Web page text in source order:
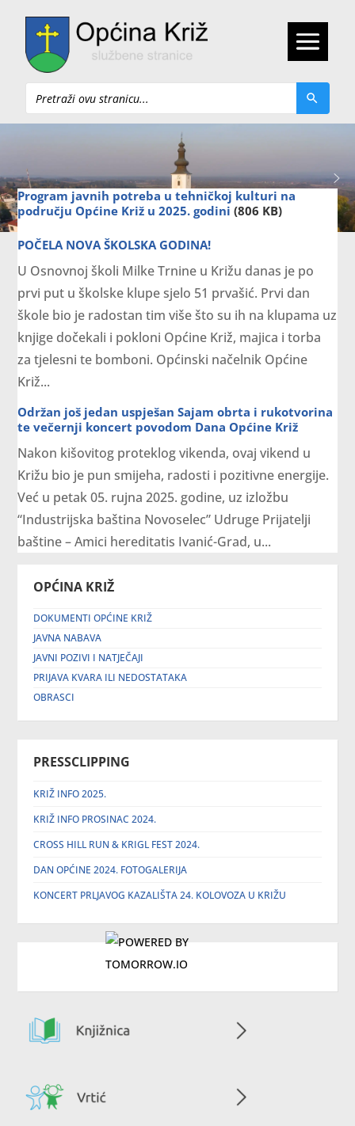
Pretraži
OPĆINA KRIŽ
DOKUMENTI OPĆINE KRIŽ
JAVNA NABAVA
JAVNI POZIVI I NATJEČAJI
PRIJAVA KVARA ILI NEDOSTATAKA
OBRASCI
PRESSCLIPPING
KRIŽ INFO 2025.
KRIŽ INFO PROSINAC 2024.
CROSS HILL RUN & KRIGL FEST 2024.
DAN OPĆINE 2024. FOTOGALERIJA
KONCERT PRLJAVOG KAZALIŠTA 24. KOLOVOZA U KRIŽU
Program javnih potreba u tehničkoj kulturi na
području Općine Križ u 2025. godini(806 KB)
POČELA NOVA ŠKOLSKA GODINA!
U Osnovnoj školi Milke Trnine u Križu danas je po
prvi put u školske klupe sjelo 51 prvašić. Prvi dan
škole bio je radostan tim više što su ih na klupama uz
knjige dočekali i pokloni Općine Križ, majica i torba
za tjelesni te bomboni. Općinski načelnik Općine
Križ...
Održan još jedan uspješan Sajam obrta i rukotvorina
te večernji koncert povodom Dana Općine Križ
Nakon kišovitog proteklog vikenda, ovaj vikend u
Križu bio je pun smijeha, radosti i pozitivne energije.
Već u petak 05. rujna 2025. godine, uz izložbu
“Industrijska baština Novoselec” Udruge Prijatelji
baštine – Amici hereditatis Ivanić-Grad, u...